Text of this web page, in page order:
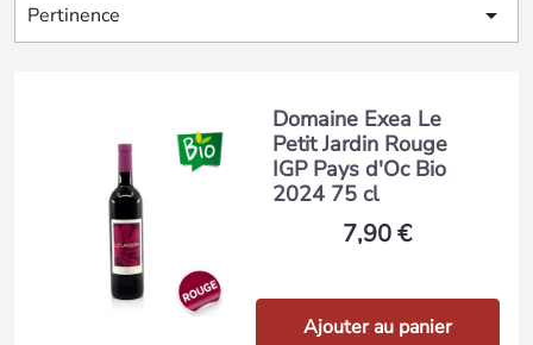
Pertinence

Domaine Exea Le
Petit Jardin Rouge
IGP Pays d'Oc Bio
2024 75 cl
7,90 €
Ajouter au panier